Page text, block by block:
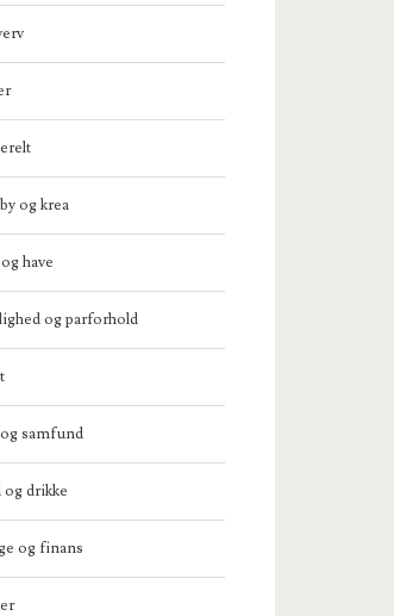
og krea
have
og parforhold
samfund
og drikke
og finans